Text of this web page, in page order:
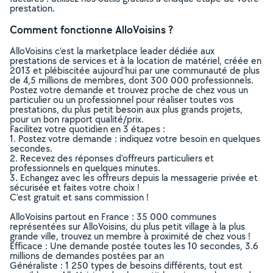
prestation.
Comment fonctionne AlloVoisins ?
AlloVoisins c’est la marketplace leader dédiée aux
prestations de services et à la location de matériel, créée en
2013 et plébiscitée aujourd’hui par une communauté de plus
de 4,5 millions de membres, dont 300 000 professionnels.
Postez votre demande et trouvez proche de chez vous un
particulier ou un professionnel pour réaliser toutes vos
prestations, du plus petit besoin aux plus grands projets,
pour un bon rapport qualité/prix.
Facilitez votre quotidien en 3 étapes :
1. Postez votre demande : indiquez votre besoin en quelques
secondes.
2. Recevez des réponses d’offreurs particuliers et
professionnels en quelques minutes.
3. Echangez avec les offreurs depuis la messagerie privée et
sécurisée et faites votre choix !
C’est gratuit et sans commission !
AlloVoisins partout en France : 35 000 communes
représentées sur AlloVoisins, du plus petit village à la plus
grande ville, trouvez un membre à proximité de chez vous !
Efficace : Une demande postée toutes les 10 secondes, 3.6
millions de demandes postées par an
Généraliste : 1 250 types de besoins différents, tout est